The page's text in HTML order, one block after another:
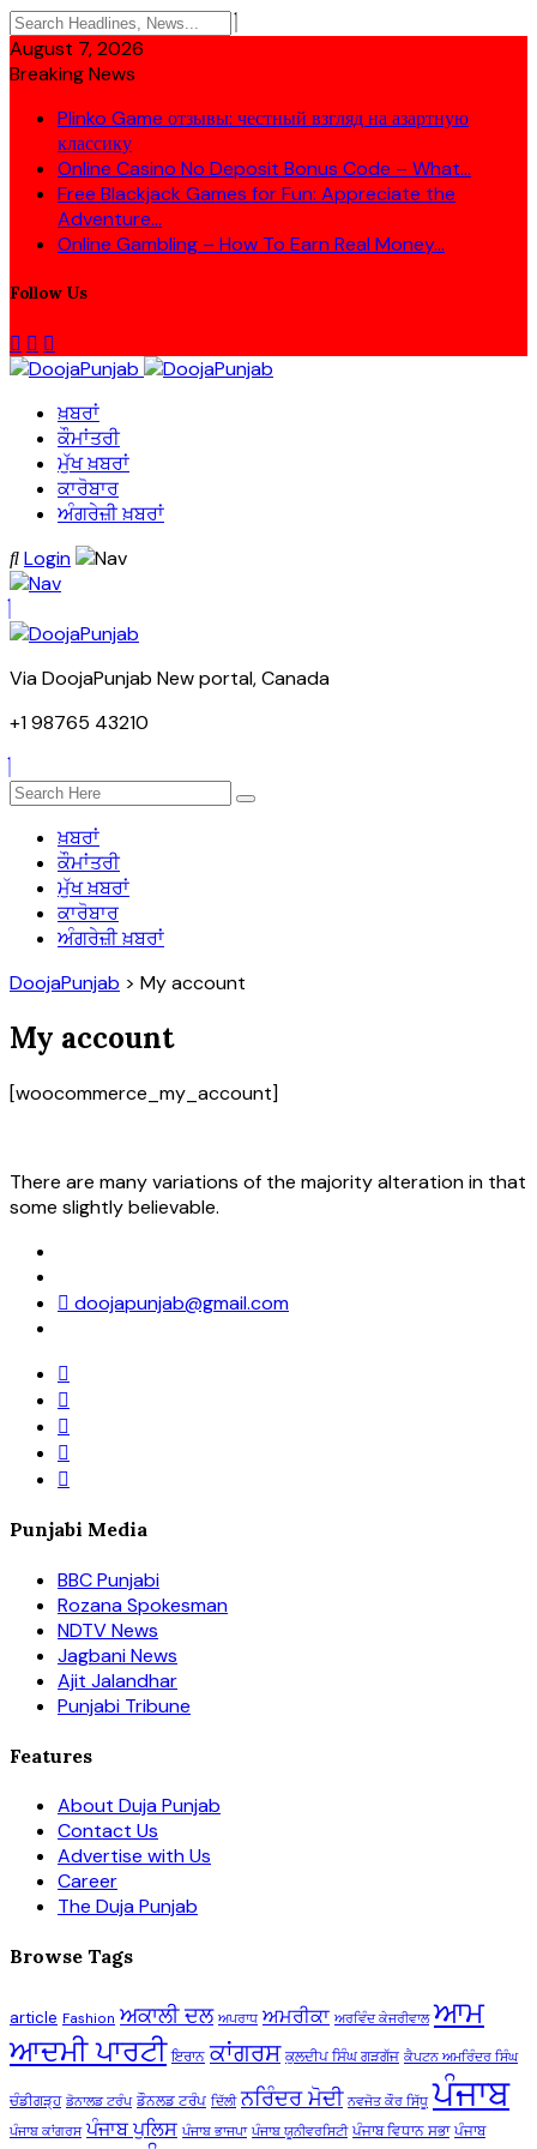
August 7, 2026
Breaking News
Plinko Game отзывы: честный взгляд на азартную
классику
Online Casino No Deposit Bonus Code – What...
Free Blackjack Games for Fun: Appreciate the
Adventure...
Online Gambling – How To Earn Real Money...
Follow Us
ਖ਼ਬਰਾਂ
ਕੌਮਾਂਤਰੀ
ਮੁੱਖ ਖ਼ਬਰਾਂ
ਕਾਰੋਬਾਰ
ਅੰਗਰੇਜ਼ੀ ਖ਼ਬਰਾਂ
Login
Via DoojaPunjab New portal, Canada
+1 98765 43210
ਖ਼ਬਰਾਂ
ਕੌਮਾਂਤਰੀ
ਮੁੱਖ ਖ਼ਬਰਾਂ
ਕਾਰੋਬਾਰ
ਅੰਗਰੇਜ਼ੀ ਖ਼ਬਰਾਂ
DoojaPunjab > My account
My account
[woocommerce_my_account]
There are many variations of the majority alteration in that
some slightly believable.
doojapunjab@gmail.com
Punjabi Media
BBC Punjabi
Rozana Spokesman
NDTV News
Jagbani News
Ajit Jalandhar
Punjabi Tribune
Features
About Duja Punjab
Contact Us
Advertise with Us
Career
The Duja Punjab
Browse Tags
article Fashion ਅਕਾਲੀ ਦਲ ਅਪਰਾਧ ਅਮਰੀਕਾ ਅਰਵਿੰਦ ਕੇਜਰੀਵਾਲ ਆਮ
ਆਦਮੀ ਪਾਰਟੀ ਇਰਾਨ ਕਾਂਗਰਸ ਕੁਲਦੀਪ ਸਿੰਘ ਗੜਗੱਜ ਕੈਪਟਨ ਅਮਰਿੰਦਰ ਸਿੰਘ
ਚੰਡੀਗੜ੍ਹ ਡੋਨਾਲਡ ਟਰੰਪ ਡੌਨਲਡ ਟਰੰਪ ਦਿੱਲੀ ਨਰਿੰਦਰ ਮੋਦੀ ਨਵਜੋਤ ਕੌਰ ਸਿੱਧੂ ਪੰਜਾਬ
ਪੰਜਾਬ ਕਾਂਗਰਸ ਪੰਜਾਬ ਪੁਲਿਸ ਪੰਜਾਬ ਭਾਜਪਾ ਪੰਜਾਬ ਯੂਨੀਵਰਸਿਟੀ ਪੰਜਾਬ ਵਿਧਾਨ ਸਭਾ ਪੰਜਾਬ